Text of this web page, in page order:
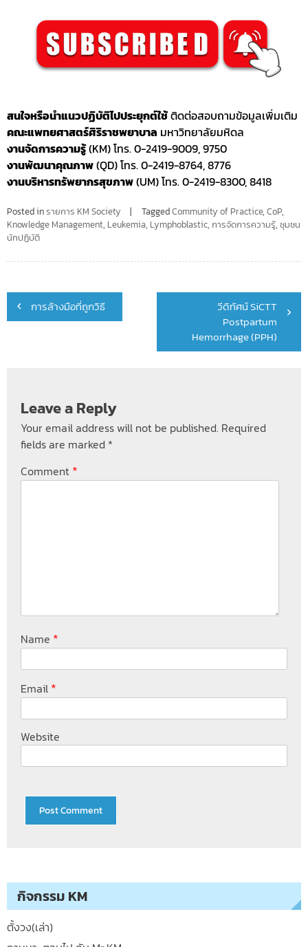
สนใจหรือนำแนวปฏิบัติไปประยุกต์ใช้ติดต่อสอบถามข้อมูลเพิ่มเติม
คณะแพทยศาสตร์ศิริราชพยาบาล มหาวิทยาลัยมหิดล
งานจัดการความรู้(KM) โทร. 0-2419-9009, 9750
งานพัฒนาคุณภาพ(QD) โทร. 0-2419-8764, 8776
งานบริหารทรัพยากรสุขภาพ(UM) โทร. 0-2419-8300, 8418
Posted inรายการ KM Society TaggedCommunity of Practice, CoP,
Knowledge Management, Leukemia, Lymphoblastic, การจัดการความรู้, ชุมชน
นักปฏิบัติ
Post
navigation
การล้างมือที่ถูกวิธี
วีดิทัศน์ SiCTT
Postpartum
Hemorrhage (PPH)
Leave a Reply
Your email address will not be published. Required
fields are marked *
Comment *
Name *
Email *
Website
กิจกรรม KM
ตั้งวง(เล่า)